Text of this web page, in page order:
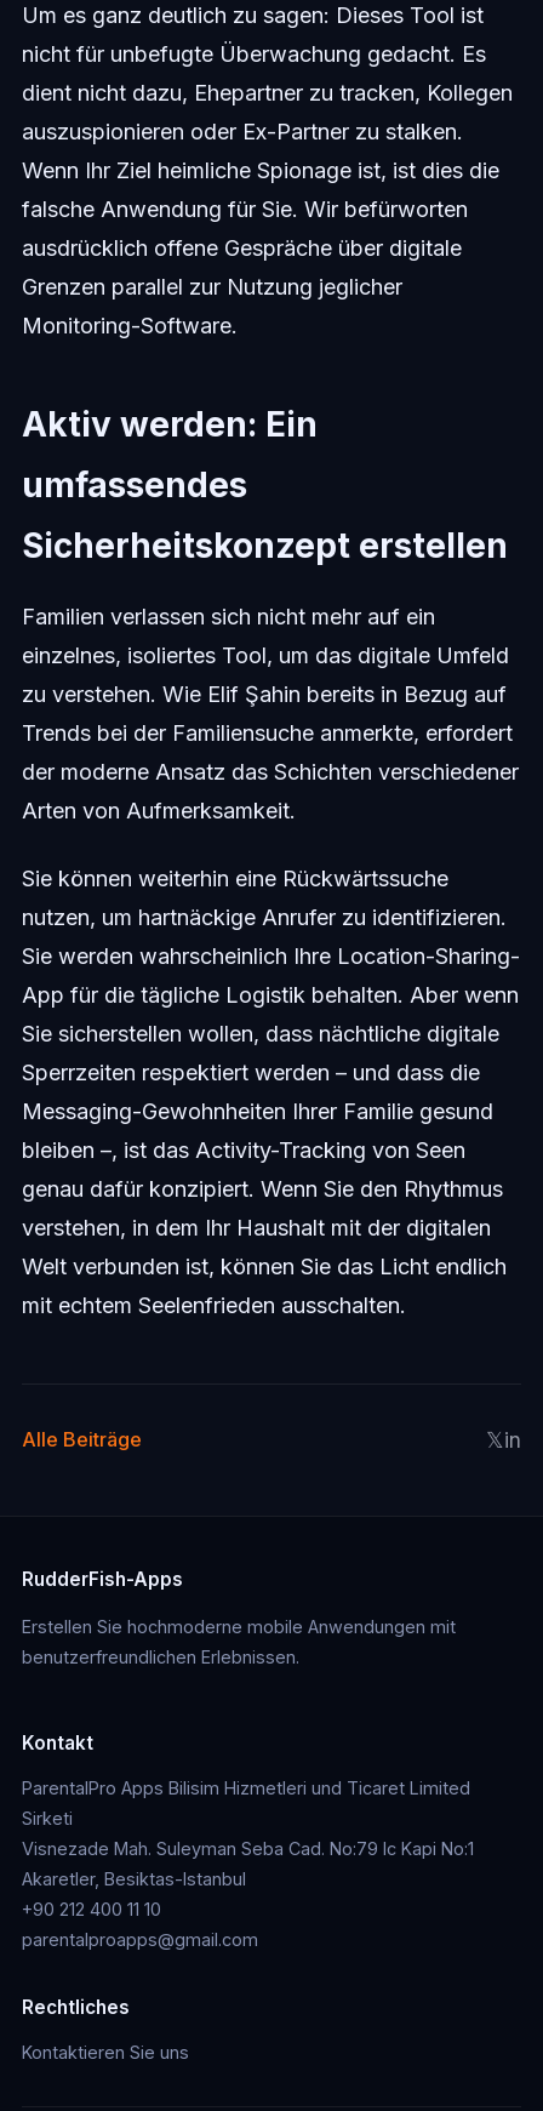
Um es ganz deutlich zu sagen: Dieses Tool ist
nicht für unbefugte Überwachung gedacht. Es
dient nicht dazu, Ehepartner zu tracken, Kollegen
auszuspionieren oder Ex-Partner zu stalken.
Wenn Ihr Ziel heimliche Spionage ist, ist dies die
falsche Anwendung für Sie. Wir befürworten
ausdrücklich offene Gespräche über digitale
Grenzen parallel zur Nutzung jeglicher
Monitoring-Software.
Aktiv werden: Ein
umfassendes
Sicherheitskonzept erstellen
Familien verlassen sich nicht mehr auf ein
einzelnes, isoliertes Tool, um das digitale Umfeld
zu verstehen. Wie Elif Şahin bereits in Bezug auf
Trends bei der Familiensuche anmerkte, erfordert
der moderne Ansatz das Schichten verschiedener
Arten von Aufmerksamkeit.
Sie können weiterhin eine Rückwärtssuche
nutzen, um hartnäckige Anrufer zu identifizieren.
Sie werden wahrscheinlich Ihre Location-Sharing-
App für die tägliche Logistik behalten. Aber wenn
Sie sicherstellen wollen, dass nächtliche digitale
Sperrzeiten respektiert werden – und dass die
Messaging-Gewohnheiten Ihrer Familie gesund
bleiben –, ist das Activity-Tracking von Seen
genau dafür konzipiert. Wenn Sie den Rhythmus
verstehen, in dem Ihr Haushalt mit der digitalen
Welt verbunden ist, können Sie das Licht endlich
mit echtem Seelenfrieden ausschalten.
Alle Beiträge 𝕏in
RudderFish-Apps
Erstellen Sie hochmoderne mobile Anwendungen mit
benutzerfreundlichen Erlebnissen.
Kontakt
ParentalPro Apps Bilisim Hizmetleri und Ticaret Limited
Sirketi
Visnezade Mah. Suleyman Seba Cad. No:79 Ic Kapi No:1
Akaretler, Besiktas-Istanbul
+90 212 400 11 10
parentalproapps@gmail.com
Rechtliches
Kontaktieren Sie uns